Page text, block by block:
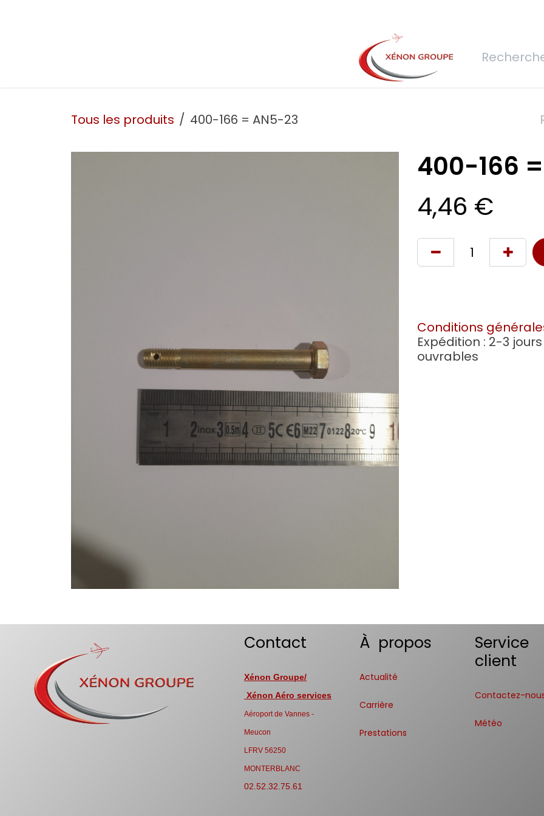
Demande de devis Connexion
Tous les produits 400-166 = AN5-23
400-166
4,46 €
Conditions
Expédition : 2-3 jours
ouvrables
Contact
Xénon Groupe/
Xénon Aéro services
Aéroport de Vannes -
Meucon
LFRV 56250
MONTERBLANC
02.52.32.75.61
À propos
Actualité
Carrière
Prestations
Service
client
Contactez-
Météo